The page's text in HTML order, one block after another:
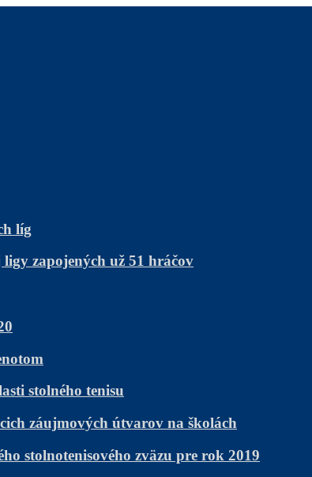
líg
zapojených už 51 hráčov
stolného tenisu
záujmových útvarov na školách
stolnotenisového zväzu pre rok 2019